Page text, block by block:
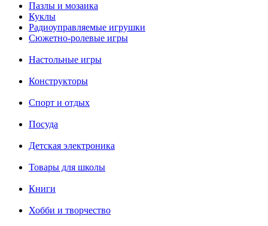
Пазлы и мозаика
Куклы
Радиоуправляемые игрушки
Сюжетно-ролевые игры
Настольные игры
Конструкторы
Спорт и отдых
Посуда
Детская электроника
Товары для школы
Книги
Хобби и творчество